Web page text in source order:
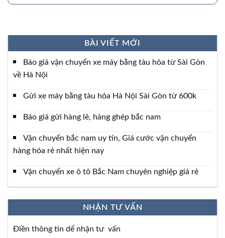
BÀI VIẾT MỚI
Báo giá vận chuyển xe máy bằng tàu hỏa từ Sài Gòn
về Hà Nội
Gửi xe máy bằng tàu hỏa Hà Nội Sài Gòn từ 600k
Báo giá gửi hàng lẻ, hàng ghép bắc nam
Vận chuyển bắc nam uy tín, Giá cước vận chuyển
hàng hóa rẻ nhất hiện nay
Vận chuyển xe ô tô Bắc Nam chuyên nghiệp giá rẻ
NHẬN TƯ VẤN
Điền thông tin dể nhận tư vấn